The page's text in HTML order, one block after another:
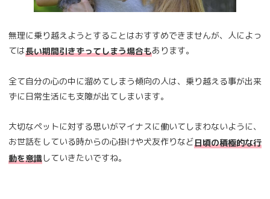
無理に乗り越えようとすることはおすすめできませんが、人によっ
ては長い期間引きずってしまう場合もあります。
全て自分の心の中に溜めてしまう傾向の人は、乗り越える事が出来
ずに日常生活にも支障が出てしまいます。
大切なペットに対する思いがマイナスに働いてしまわないように、
お世話をしている時からの心掛けや犬友作りなど日頃の積極的な行
動を意識していきたいですね。